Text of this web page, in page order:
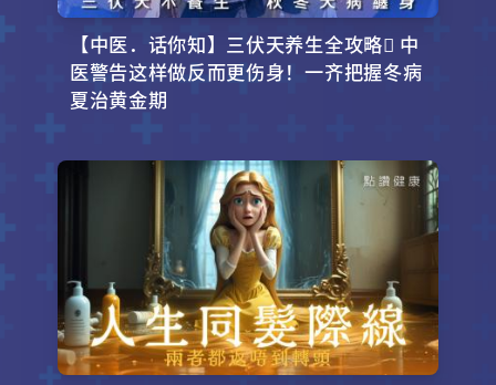
【中医．话你知】三伏天养生全攻略 中
医警告这样做反而更伤身！一齐把握冬病
夏治黄金期